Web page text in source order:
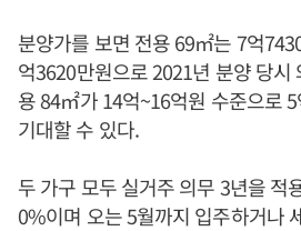
분양가를 보면 전용 69㎡는 7억
억3620만원으로 2021년 분양 당시
용 84㎡가 14억~16억원 수준으로
기대할 수 있다.
두 가구 모두 실거주 의무 3년을 적
0%이며 오는 5월까지 입주하거나